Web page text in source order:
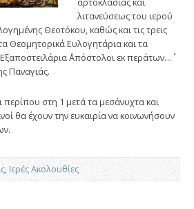
λιτανεύσεως του ιερού
Θεοτόκου, καθώς και τις τρεις
Θεομητορικά Ευλογητάρια και τα
΄΄Απόστολοι εκ περάτων…΄΄
Παναγιάς.
περίπου στη 1 μετά τα μεσάνυχτα και
θα έχουν την ευκαιρία να κοινωνήσουν
,Ιερές Ακολουθίες